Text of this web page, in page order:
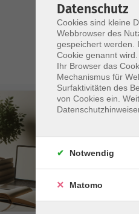
Datenschutz
Cookies sind kleine
Webbrowser des
gespeichert werden.
Cookie genannt
Ihr Browser das
Mechanismus für
Surfaktivitäten des
von Cookies ein.
Notwendig
Matomo